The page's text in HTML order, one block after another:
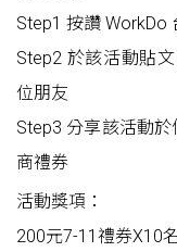
Step1 按讚 WorkDo
Step2 於該活動貼
位朋友
Step3 分享該活動於
商禮券
活動獎項：
200元7-11禮券X10名